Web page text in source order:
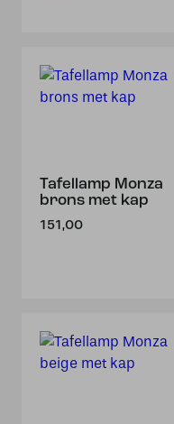
Tafellamp Monza
brons met kap
151,00